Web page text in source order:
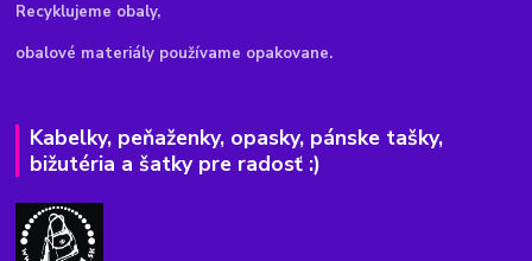
Recyklujeme obaly,
obalové materiály používame opakovane.
Kabelky, peňaženky, opasky, pánske tašky,
bižutéria a šatky pre radosť :)